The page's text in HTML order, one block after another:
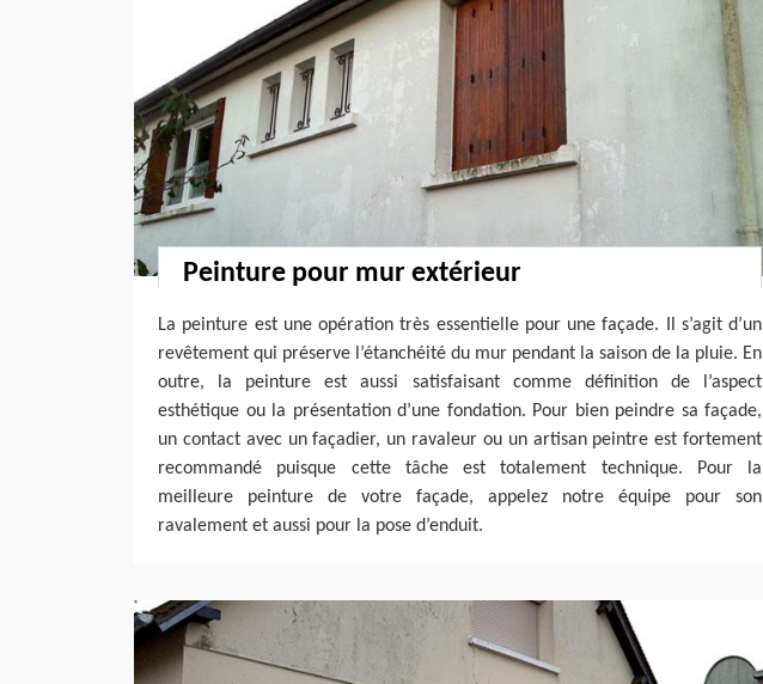
Peinture pour mur extérieur
La peinture est une opération très essentielle pour une façade. Il s’agit d’un
revêtement qui préserve l’étanchéité du mur pendant la saison de la pluie. En
outre, la peinture est aussi satisfaisant comme définition de l’aspect
esthétique ou la présentation d’une fondation. Pour bien peindre sa façade,
un contact avec un façadier, un ravaleur ou un artisan peintre est fortement
recommandé puisque cette tâche est totalement technique. Pour la
meilleure peinture de votre façade, appelez notre équipe pour son
ravalement et aussi pour la pose d’enduit.